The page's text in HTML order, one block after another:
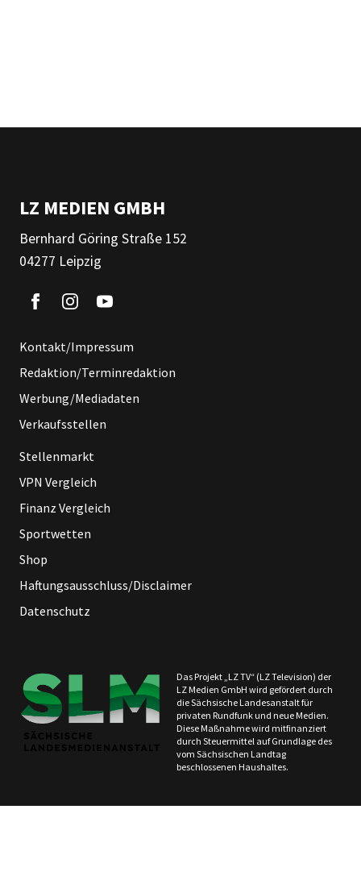
LZ MEDIEN GMBH
Bernhard Göring Straße 152
04277 Leipzig
Kontakt/Impressum
Redaktion/Terminredaktion
Werbung/Mediadaten
Verkaufsstellen
Stellenmarkt
VPN Vergleich
Finanz Vergleich
Sportwetten
Shop
Haftungsausschluss/Disclaimer
Datenschutz
Das Projekt „LZ TV“ (LZ Television) der
LZ Medien GmbH wird gefördert durch
die Sächsische Landesanstalt für
privaten Rundfunk und neue Medien.
Diese Maßnahme wird mitfinanziert
durch Steuermittel auf Grundlage des
vom Sächsischen Landtag
beschlossenen Haushaltes.